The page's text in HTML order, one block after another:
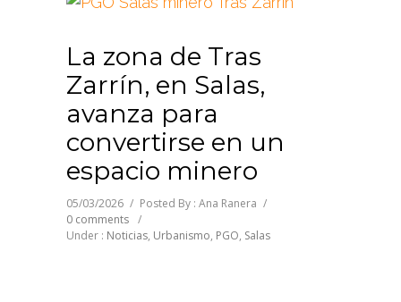
La zona de Tras
Zarrín, en Salas,
avanza para
convertirse en un
espacio minero
05/03/2026 / Posted By : Ana Ranera /
0 comments /
Under : Noticias, Urbanismo, PGO, Salas